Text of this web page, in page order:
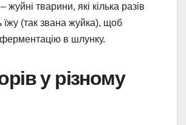
тварини, які кілька разів
(так звана жуйка), щоб
ферментацію в шлунку.
у різному